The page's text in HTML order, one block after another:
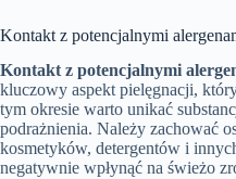
Kontakt z potencjalnymi
Kontakt z potencjalnymi
kluczowy aspekt pielęgnacji,
tym okresie warto unikać
podrażnienia. Należy zachować
kosmetyków, detergentów i
negatywnie wpłynąć na świeżo